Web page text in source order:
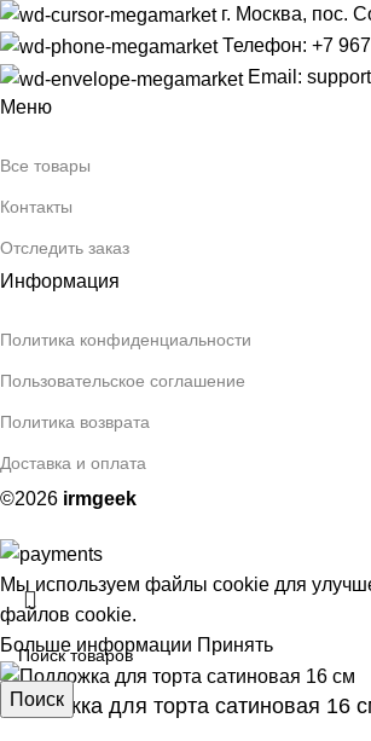
г. Москва, пос.
Телефон: +7
Email:
Меню
Все товары
Контакты
Отследить заказ
Информация
Политика конфиденциальности
Пользовательское соглашение
Политика возврата
Доставка и оплата
©2026 irmgeek
Поиск
Мы используем файлы cookie для
файлов cookie.
Больше информации Принять
Подложка для торта сатиновая 16